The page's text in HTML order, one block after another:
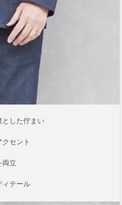
した佇まい
セント
両立
ィテール